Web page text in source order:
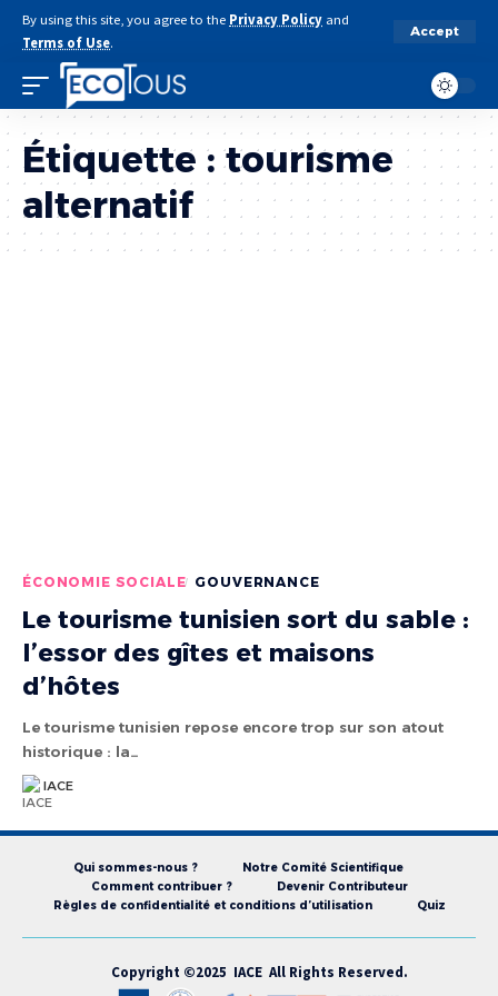
By using this site, you agree to the Privacy Policy and
Terms of Use.
Accept
Étiquette :tourisme
alternatif
ÉCONOMIE SOCIALE GOUVERNANCE
Le tourisme tunisien sort du sable :
l’essor des gîtes et maisons
d’hôtes
Le tourisme tunisien repose encore trop sur son atout
historique : la…
IACE
Qui sommes-nous ?
Notre Comité Scientifique
Comment contribuer ?
Devenir Contributeur
Règles de confidentialité et conditions d’utilisation
Quiz
Copyright ©2025 IACE All Rights Reserved.